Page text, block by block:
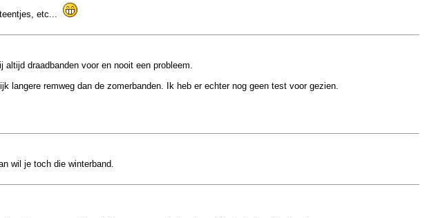
etc...
draadbanden voor en nooit een probleem.
langere remweg dan de zomerbanden. Ik heb er echter nog geen test voor gezien.
wil je toch die winterband.